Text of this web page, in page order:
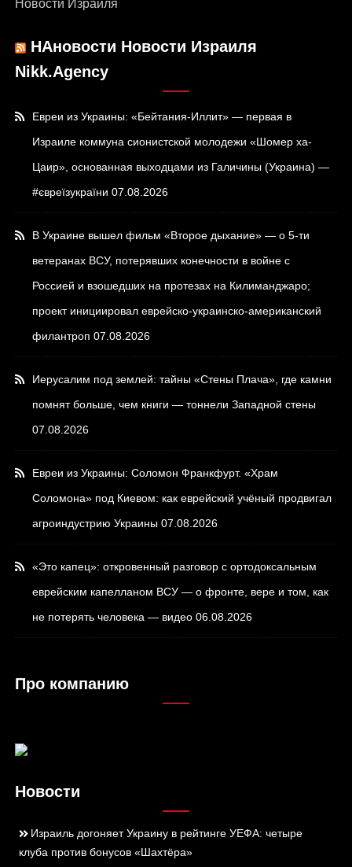
Новости Израиля
НАновости Новости Израиля
Nikk.Agency
Евреи из Украины: «Бейтания-Иллит» — первая в
Израиле коммуна сионистской молодежи «Шомер ха-
Цаир», основанная выходцами из Галичины (Украина) —
#євреїзукраїни 07.08.2026
В Украине вышел фильм «Второе дыхание» — о 5-ти
ветеранах ВСУ, потерявших конечности в войне с
Россией и взошедших на протезах на Килиманджаро;
проект инициировал еврейско-украинско-американский
филантроп 07.08.2026
Иерусалим под землей: тайны «Стены Плача», где камни
помнят больше, чем книги — тоннели Западной стены
07.08.2026
Евреи из Украины: Соломон Франкфурт. «Храм
Соломона» под Киевом: как еврейский учёный продвигал
агроиндустрию Украины 07.08.2026
«Это капец»: откровенный разговор с ортодоксальным
еврейским капелланом ВСУ — о фронте, вере и том, как
не потерять человека — видео 06.08.2026
Про компанию
Новости
Израиль догоняет Украину в рейтинге УЕФА: четыре
клуба против бонусов «Шахтёра»